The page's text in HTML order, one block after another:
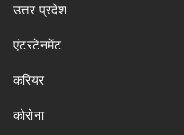
उत्तर प्रदेश
एंटरटेनमेंट
करियर
कोरोना